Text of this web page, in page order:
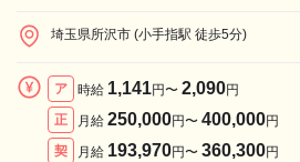
埼玉県所沢市 (小手指駅 徒歩5分)
ア 時給 1,141円〜 2,090円
正
月給 250,000円〜 400,000円
契
月給 193,970円〜 360,300円